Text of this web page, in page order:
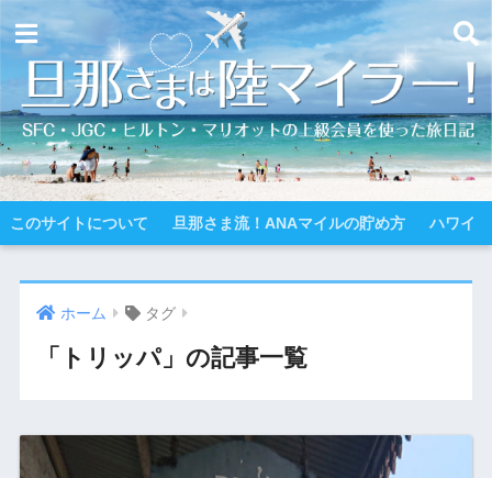
このサイトについて 旦那さま流！ANAマイルの貯め方 ハワイ
ホーム タグ
「トリッパ」の記事一覧